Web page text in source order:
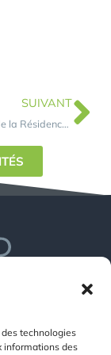
technologies
informations des
SUIVANT
Inauguration de la Résidence Wellness